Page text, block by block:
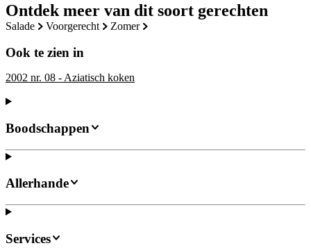
Ontdek meer van dit soort gerechten
salade voorgerecht zomer
Ook te zien in
2002 nr. 08 - Aziatisch koken
Boodschappen
Allerhande
Services